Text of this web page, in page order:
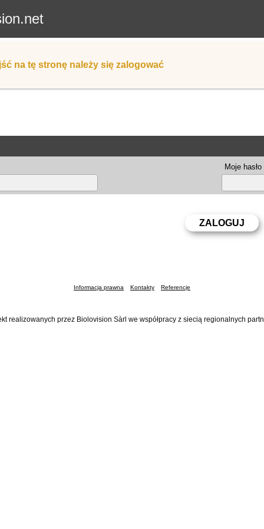
na tę stronę należy się zalogować
Moje hasło
Informacja prawna Kontakty Referencje
realizowanych przez Biolovision Sàrl we współpracy z siecią regionalnych